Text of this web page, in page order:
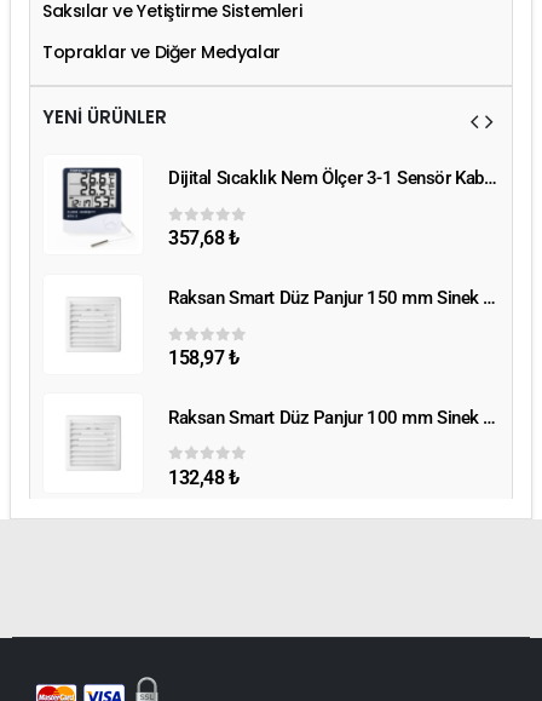
Saksılar ve Yetiştirme Sistemleri
Topraklar ve Diğer Medyalar
YENİ ÜRÜNLER
Dijital Sıcaklık Nem Ölçer 3-1 Sensör Kablolu
05 üzerinden
357,68₺
Raksan Smart Düz Panjur 150 mm Sinek Telli
0 5 üzerinden
158,97₺
Raksan Smart Düz Panjur 100 mm Sinek Telli
05 üzerinden
132,48₺